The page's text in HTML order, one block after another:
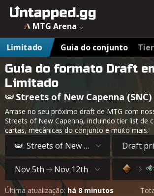
MTG Arena
Limitado
Guia do conjunto
Guia do formato Draft
Limitado
Streets of New Capenna (SNC)
Arrase no seu próximo draft de MTG com
Streets of New Capenna, incluindo tier list de
cartas, mecânicas do conjunto e muito mais.
Streets of New Capenna Draft
Nov 5th Nov 12th
Última atualização: há 8 minutos